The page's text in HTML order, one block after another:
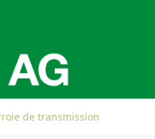
de transmission